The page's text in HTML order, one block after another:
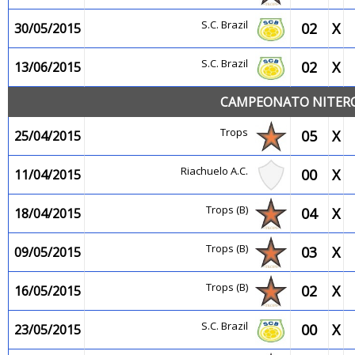
30/05/2015 S.C. Brazil 02 X
13/06/2015 S.C. Brazil 02 X
CAMPEONATO
25/04/2015
Trops 05 X
11/04/2015 Riachuelo A.C. 00 X
18/04/2015 Trops (B) 04 X
09/05/2015 Trops (B) 03 X
16/05/2015 Trops (B) 02 X
23/05/2015 S.C. Brazil 00 X